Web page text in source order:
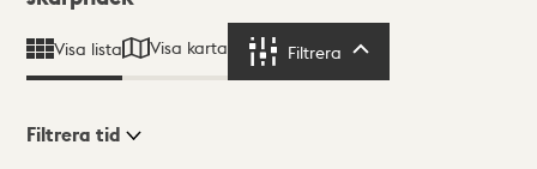
Visa lista Visa karta Filtrera
Filtrera tid